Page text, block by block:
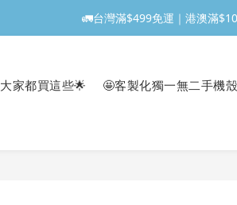
🚛台灣滿$499免運｜港澳滿
大家都買這些🌟 🤩客製化獨一無二手機殼